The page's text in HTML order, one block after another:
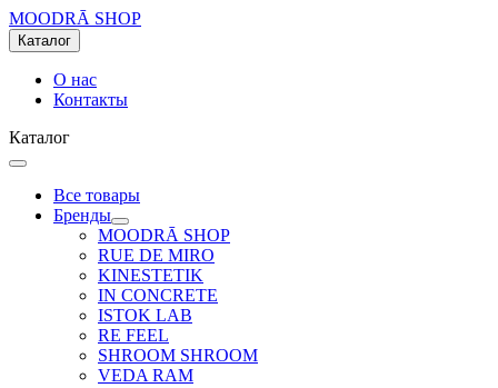
MOODRĀ SHOP
Каталог
О нас
Контакты
Каталог
Все товары
Бренды
MOODRĀ SHOP
RUE DE MIRO
KINESTETIK
IN CONCRETE
ISTOK LAB
RE FEEL
SHROOM SHROOM
VEDA RAM